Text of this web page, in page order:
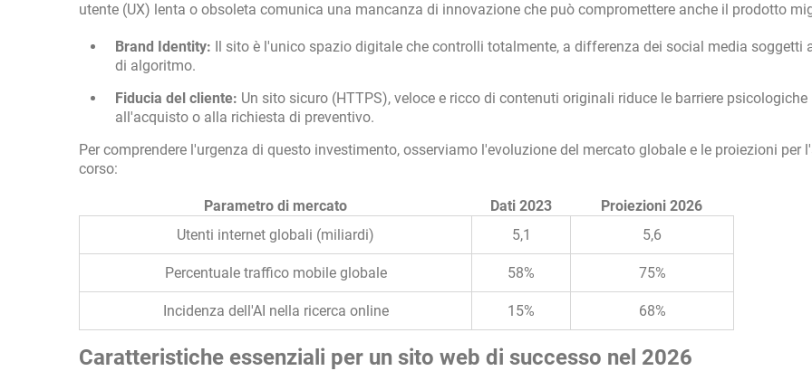
utente (UX) lenta o obsoleta comunica una mancanza di innovazione che può compromettere anche il prodotto
Brand Identity: Il sito è l'unico spazio digitale che controlli totalmente, a differenza dei social media soggetti
di algoritmo.
Fiducia del cliente: Un sito sicuro (HTTPS), veloce e ricco di contenuti originali riduce le barriere psicologiche
all'acquisto o alla richiesta di preventivo.
Per comprendere l'urgenza di questo investimento, osserviamo l'evoluzione del mercato globale e le proiezioni per
corso:
Parametro di mercato Dati 2023
Proiezioni 2026
Utenti internet globali (miliardi)
5,1 5,6
Percentuale traffico mobile globale 58% 75%
Incidenza dell'AI nella ricerca online 15% 68%
Caratteristiche essenziali per un sito web di successo nel 2026